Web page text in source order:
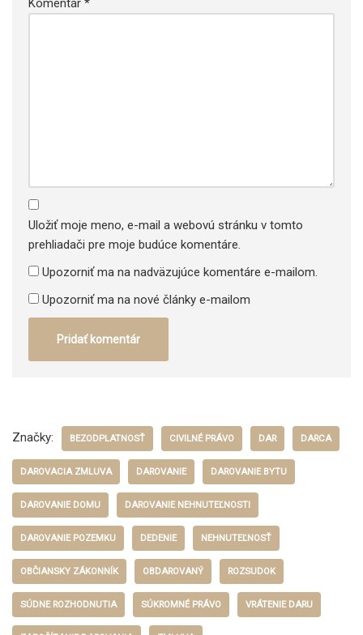
Komentár *
Uložiť moje meno, e-mail a webovú stránku v tomto
prehliadači pre moje budúce komentáre.
Upozorniť ma na nadväzujúce komentáre e-mailom.
Upozorniť ma na nové články e-mailom
Značky: BEZODPLATNOSŤ CIVILNÉ PRÁVO DAR DARCA
DAROVACIA ZMLUVA DAROVANIE DAROVANIE BYTU
DAROVANIE DOMU DAROVANIE NEHNUTEĽNOSTI
DAROVANIE POZEMKU DEDENIE NEHNUTEĽNOSŤ
OBČIANSKY ZÁKONNÍK OBDAROVANÝ ROZSUDOK
SÚDNE ROZHODNUTIA SÚKROMNÉ PRÁVO VRÁTENIE DARU